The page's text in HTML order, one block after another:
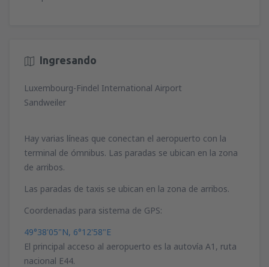
Ingresando
Luxembourg-Findel International Airport
Sandweiler
Hay varias líneas que conectan el aeropuerto con la
terminal de ómnibus. Las paradas se ubican en la zona
de arribos.
Las paradas de taxis se ubican en la zona de arribos.
Coordenadas para sistema de GPS:
49°38'05"N, 6°12'58"E
El principal acceso al aeropuerto es la autovía A1, ruta
nacional E44.